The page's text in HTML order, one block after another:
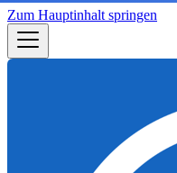
Zum Hauptinhalt springen